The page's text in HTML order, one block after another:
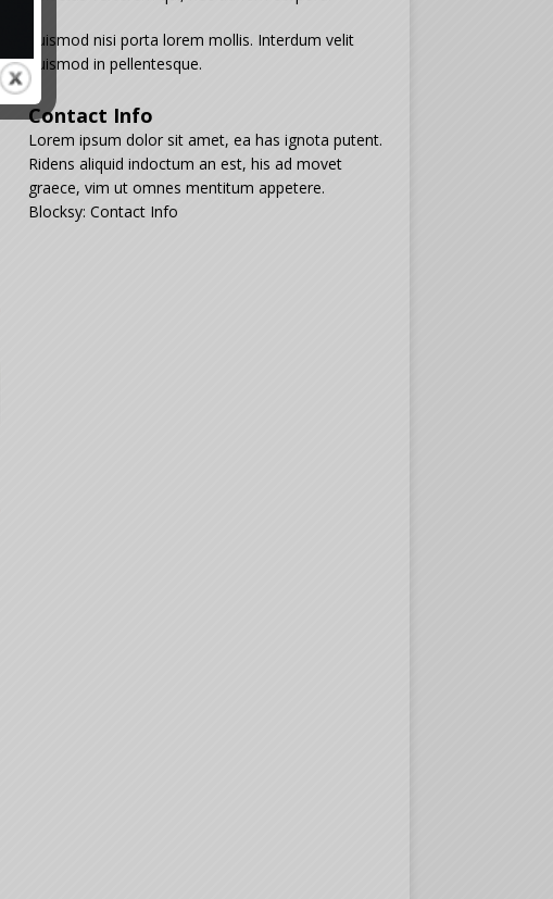
Euismod nisi porta lorem mollis. Interdum velit
euismod in pellentesque.
Contact Info
Lorem ipsum dolor sit amet, ea has ignota putent.
Ridens aliquid indoctum an est, his ad movet
graece, vim ut omnes mentitum appetere.
Blocksy: Contact Info